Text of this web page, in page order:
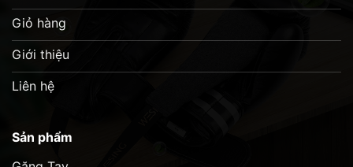
Giỏ hàng
Giới thiệu
Liên hệ
Sản phẩm